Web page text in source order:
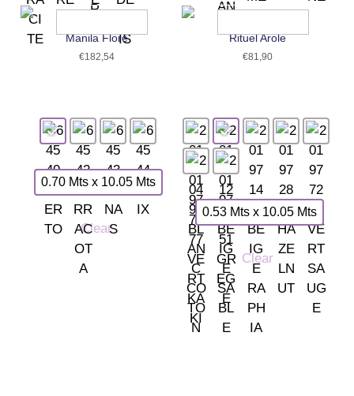
Manila Flore
€182,54
0.70 Mts x 10.05 Mts
Clear
Rituel Arole
€81,90
0.53 Mts x 10.05 Mts
Clear